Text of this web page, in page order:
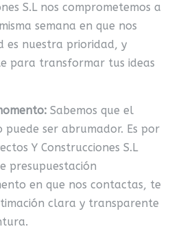
S.L nos comprometemos a
semana en que nos
es nuestra prioridad, y
para transformar tus ideas
Sabemos que el
puede ser abrumador. Es por
Y Construcciones S.L
presupuestación
en que nos contactas, te
clara y transparente